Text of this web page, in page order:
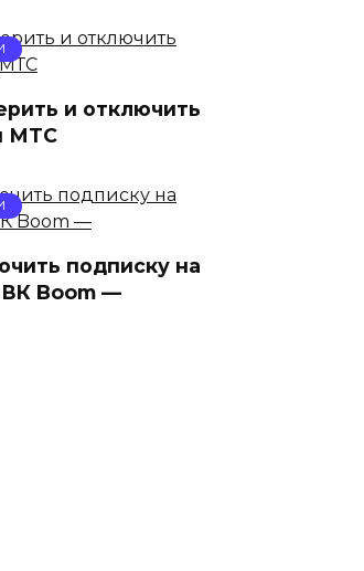
и отключить
МТС
подписку на
Boom —